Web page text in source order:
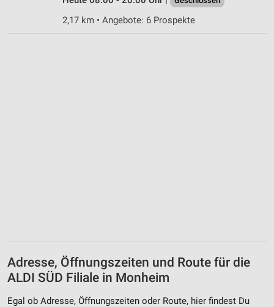
2,17 km • Angebote: 6 Prospekte
Adresse, Öffnungszeiten und Route für die
ALDI SÜD Filiale in Monheim
Egal ob Adresse, Öffnungszeiten oder Route, hier findest Du